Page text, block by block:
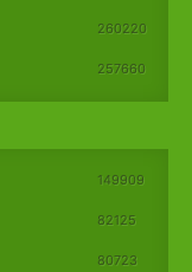
260220
257660
149909
82125
80723